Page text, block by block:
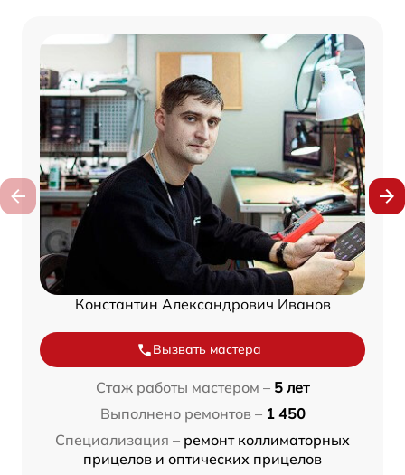
Константин Александрович Иванов
Вызвать мастера
Стаж работы мастером – 5 лет
Выполнено ремонтов – 1 450
Специализация – ремонт коллиматорных
прицелов и оптических прицелов